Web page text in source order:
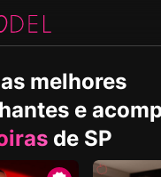
melhores
e
de SP